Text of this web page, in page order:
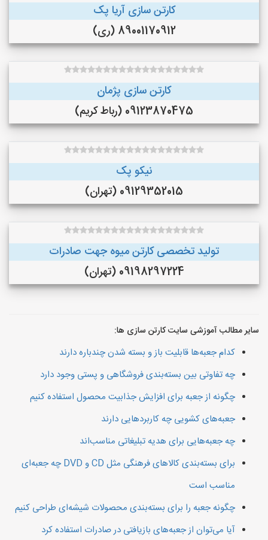
کارتن سازی آریا پک
89001170912 (ری)
کارتن سازی پژمان
09123870475 (رباط کریم)
نیکو پک
09129352015 (تهران)
تولید تخصصی کارتن میوه جهت صادرات
09198297224 (تهران)
سایر مطالب آموزشی سایت کارتن سازی ها:
کدام جعبه‌ها قابلیت باز و بسته شدن چندباره دارند
چه تفاوتی بین بسته‌بندی فروشگاهی و پستی وجود دارد
چگونه از جعبه برای افزایش جذابیت محصول استفاده کنیم
جعبه‌های کشویی چه کاربردهایی دارند
چه جعبه‌هایی برای هدیه تبلیغاتی مناسب‌اند
برای بسته‌بندی کالاهای فرهنگی مثل CD و DVD چه جعبه‌ای
مناسب است
چگونه جعبه را برای بسته‌بندی محصولات شیشه‌ای طراحی کنیم
آیا می‌توان از جعبه‌های بازیافتی در صادرات استفاده کرد